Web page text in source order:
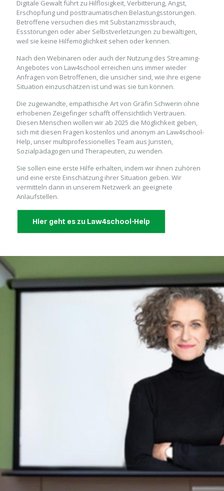
Digitale Gewalt führt zu Hilflosigkeit, Verbitterung, Angst,
Erschöpfung und posttraumatischen Belastungsstörungen.
Betroffene versuchen dies mit Substanzmissbrauch,
Essstörungen oder aber Selbstverletzungen zu bewältigen,
weil sie keine Hilfemöglichkeit sehen oder kennen.
Nach den Webinaren oder auch der Nutzung des Streaming-
Angebotes von Law4school erreichen uns immer wieder
Anfragen von Betroffenen, die unsicher sind, wie ihre eigene
Situation einzuschätzen ist und was sie tun können.
Die zugewandte, empathische Art von Gräfin Schwerin ohne
erhobenen Zeigefinger schafft offensichtlich Vertrauen.
Diesen Menschen wollen wir ab 2025 die Möglichkeit geben,
sich mit diesen Fragen kostenlos und anonym an Law4school-
Help, unser multiprofessionelles Team aus Juristen,
Sozialpädagogen und Therapeuten, zu wenden.
Sie sollen eine erste Hilfe erhalten, indem wir ihnen zuhören
und eine erste Einschätzung ihrer Situation geben. Wir
vermitteln dann in unserem Netzwerk an geeignete
Anlaufstellen.
Hier geht es zu Law4school-Help